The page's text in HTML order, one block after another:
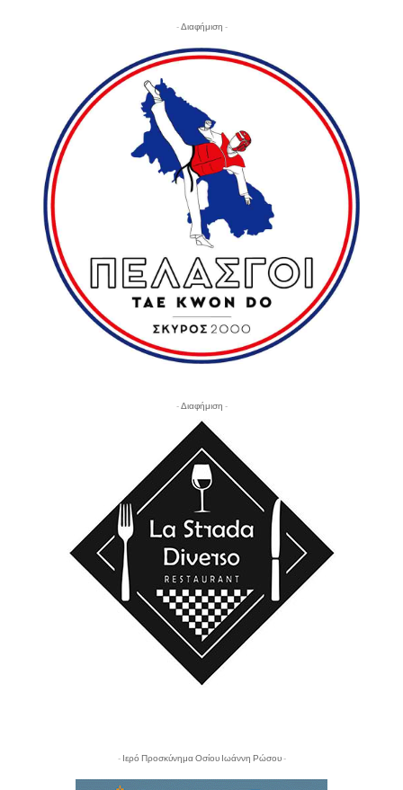
- Διαφήμιση -
- Διαφήμιση -
- Ιερό Προσκύνημα Οσίου Ιωάννη Ρώσου -